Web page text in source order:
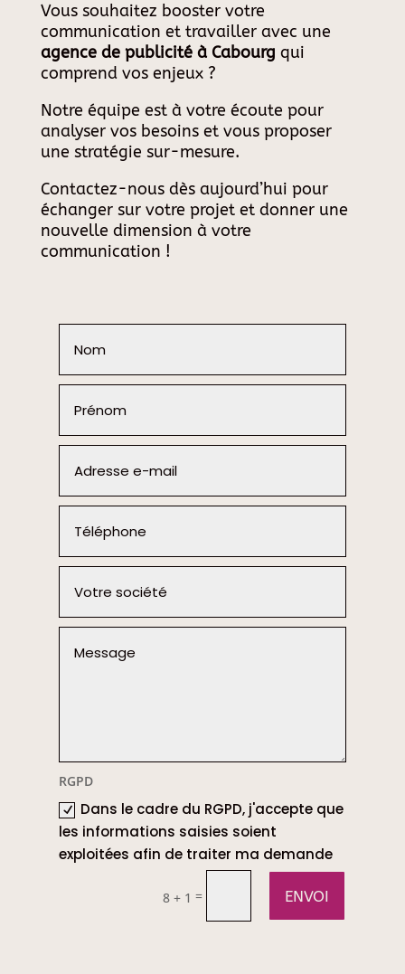
Vous souhaitez booster votre
communication et travailler avec une
agence de publicité à Cabourg qui
comprend vos enjeux ?
Notre équipe est à votre écoute pour
analyser vos besoins et vous proposer
une stratégie sur-mesure.
Contactez-nous dès aujourd’hui pour
échanger sur votre projet et donner une
nouvelle dimension à votre
communication !
RGPD
Dans le cadre du RGPD, j'accepte que
les informations saisies soient
exploitées afin de traiter ma demande
8 + 1 = ENVOI